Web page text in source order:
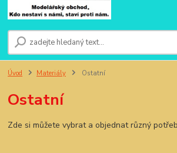
Úvod Materiály Ostatní
Ostatní
Zde si můžete vybrat a objednat různý